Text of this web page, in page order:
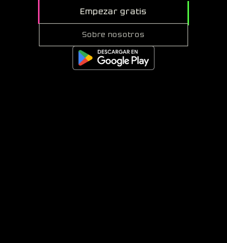
Empezar gratis
Sobre nosotros